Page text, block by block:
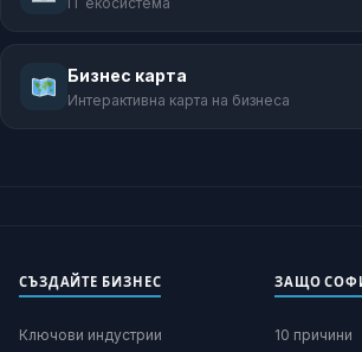
Бизнес карта
Интерактивна карта на бизнеса
СЪЗДАЙТЕ БИЗНЕС
Ключови индустрии
ЗАЩО
10 причини